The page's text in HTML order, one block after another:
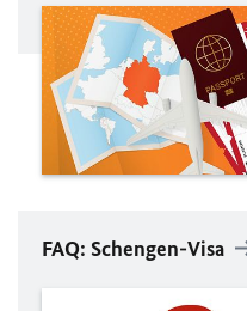
FAQ: Schengen-Visa